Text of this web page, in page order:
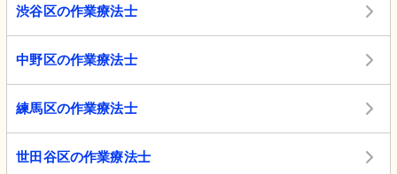
渋谷区の作業療法士
中野区の作業療法士
練馬区の作業療法士
世田谷区の作業療法士